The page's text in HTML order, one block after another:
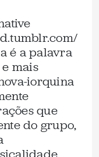
é a palavra
mais
iorquina
que
do grupo,